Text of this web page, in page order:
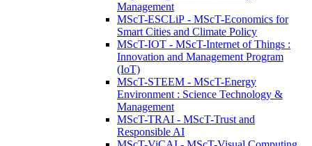
Management
MScT-ESCLiP - MScT-Economics for
Smart Cities and Climate Policy
MScT-IOT - MScT-Internet of Things :
Innovation and Management Program
(IoT)
MScT-STEEM - MScT-Energy
Environment : Science Technology &
Management
MScT-TRAI - MScT-Trust and
Responsible AI